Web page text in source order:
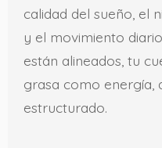
calidad del sueño, el
y el movimiento
están alineados, tu
grasa como energía,
estructurado.